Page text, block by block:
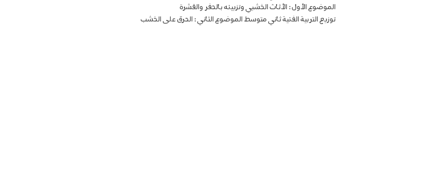
الموضوع الأول : الأثاث الخشبي وتزيينه بالحفر والقشرة
توزيع التربية الفنية ثاني متوسط الموضوع الثاني : الحرق على الخشب